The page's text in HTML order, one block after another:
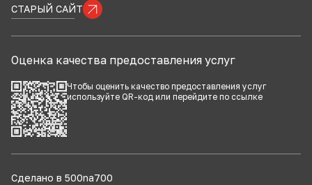
СТАРЫЙ САЙТ
Оценка качества предоставления услуг
Чтобы оценить качество предоставления услуг
используйте QR-код или перейдите по ссылке
Сделано в 500na700